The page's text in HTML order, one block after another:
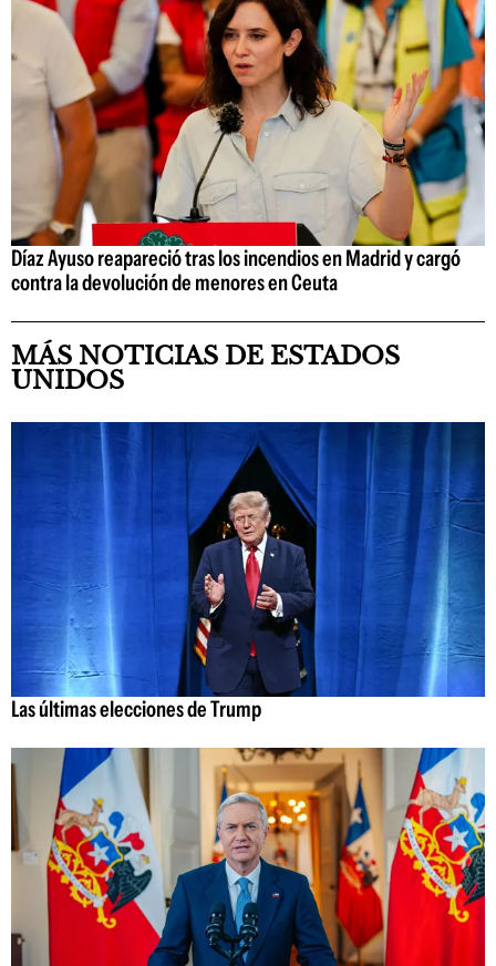
Díaz Ayuso reapareció tras los incendios en Madrid y cargó
contra la devolución de menores en Ceuta
MÁS NOTICIAS DE ESTADOS
UNIDOS
Las últimas elecciones de Trump